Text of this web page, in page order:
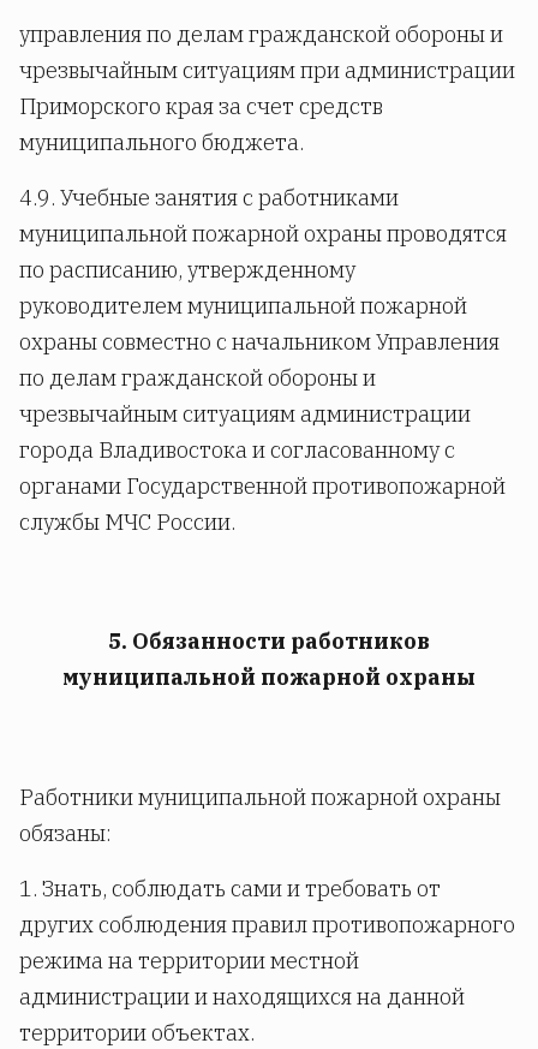
управления по делам гражданской обороны и
чрезвычайным ситуациям при администрации
Приморского края за счет средств
муниципального бюджета.
4.9. Учебные занятия с работниками
муниципальной пожарной охраны проводятся
по расписанию, утвержденному
руководителем муниципальной пожарной
охраны совместно с начальником Управления
по делам гражданской обороны и
чрезвычайным ситуациям администрации
города Владивостока и согласованному с
органами Государственной противопожарной
службы МЧС России.
5. Обязанности работников
муниципальной пожарной охраны
Работники муниципальной пожарной охраны
обязаны:
1. Знать, соблюдать сами и требовать от
других соблюдения правил противопожарного
режима на территории местной
администрации и находящихся на данной
территории объектах.